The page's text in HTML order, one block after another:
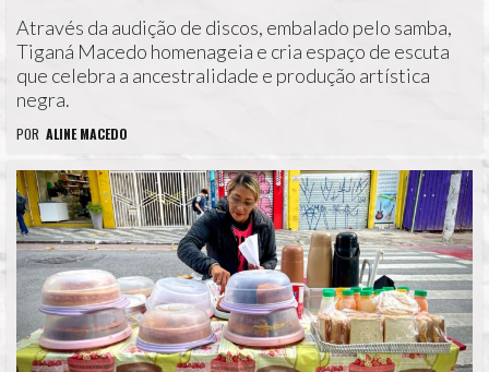
Através da audição de discos, embalado pelo samba,
Tiganá Macedo homenageia e cria espaço de escuta
que celebra a ancestralidade e produção artística
negra.
POR ALINE MACEDO